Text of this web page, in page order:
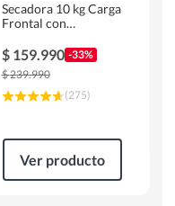
Secadora 10 kg Carga
Frontal con
MD100A100/W2
$ 159.990 -33%
$239.990
(275)
Ver producto